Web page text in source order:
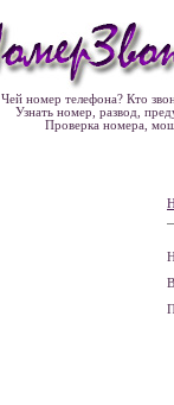
Чей номер телефона? Кто
Узнать номер, развод,
Проверка номера,